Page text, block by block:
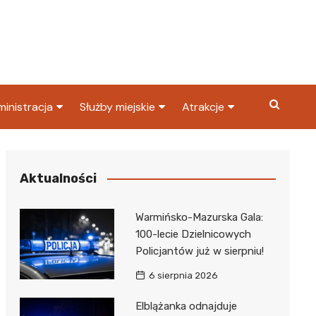
Skarbowy
Służby miejskie
Policja
Atrakcje
Aktualności
Warmińsko-Mazurska Gala:
100-lecie Dzielnicowych
Policjantów już w sierpniu!
6 sierpnia 2026
Elblążanka odnajduje